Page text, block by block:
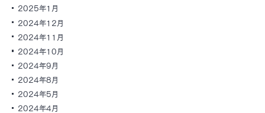
2025年1月
2024年12月
2024年11月
2024年10月
2024年9月
2024年8月
2024年5月
2024年4月